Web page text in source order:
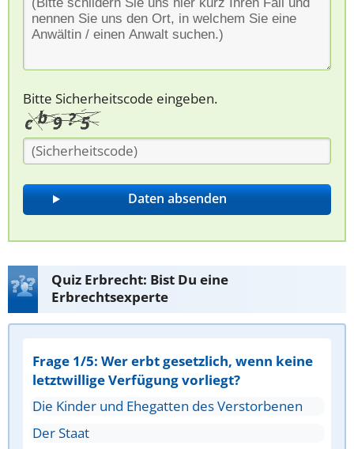
Bitte Sicherheitscode eingeben.
Quiz Erbrecht: Bist Du eine
Erbrechtsexperte
Frage 1/5: Wer erbt gesetzlich, wenn keine
letztwillige Verfügung vorliegt?
Die Kinder und Ehegatten des Verstorbenen
Der Staat